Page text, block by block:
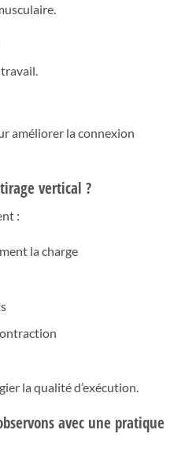
améliorer la connexion
vertical ?
:
la charge
la qualité d’exécution.
avec une pratique